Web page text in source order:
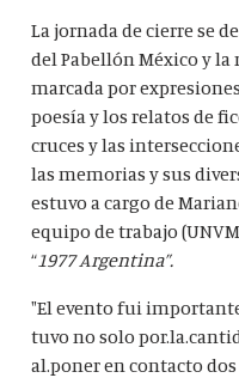
La jornada de cierre se
del Pabellón México y
marcada por
poesía y los relatos de
cruces y las
las memorias y sus
estuvo a cargo de
equipo de trabajo
“1977 Argentina”.
"El evento fui
tuvo no solo
al.poner en contacto